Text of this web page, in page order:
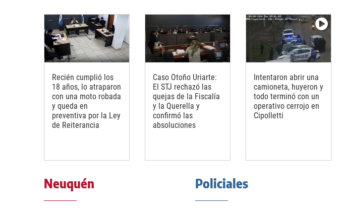
Recién cumplió los
18 años, lo atraparon
con una moto robada
y queda en
preventiva por la Ley
de Reiterancia
Caso Otoño Uriarte:
El STJ rechazó las
quejas de la Fiscalía
y la Querella y
confirmó las
absoluciones
Intentaron abrir una
camioneta, huyeron y
todo terminó con un
operativo cerrojo en
Cipolletti
Neuquén Policiales